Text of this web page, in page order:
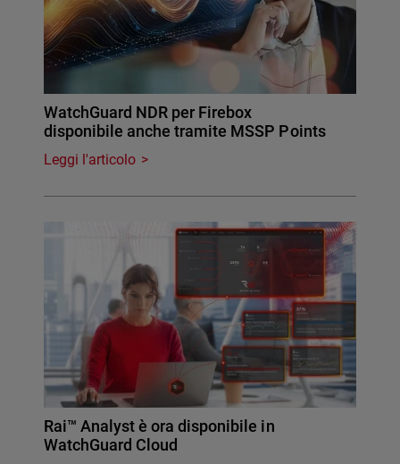
WatchGuard NDR per Firebox
disponibile anche tramite MSSP Points
Leggi l'articolo
Rai™ Analyst è ora disponibile in
WatchGuard Cloud